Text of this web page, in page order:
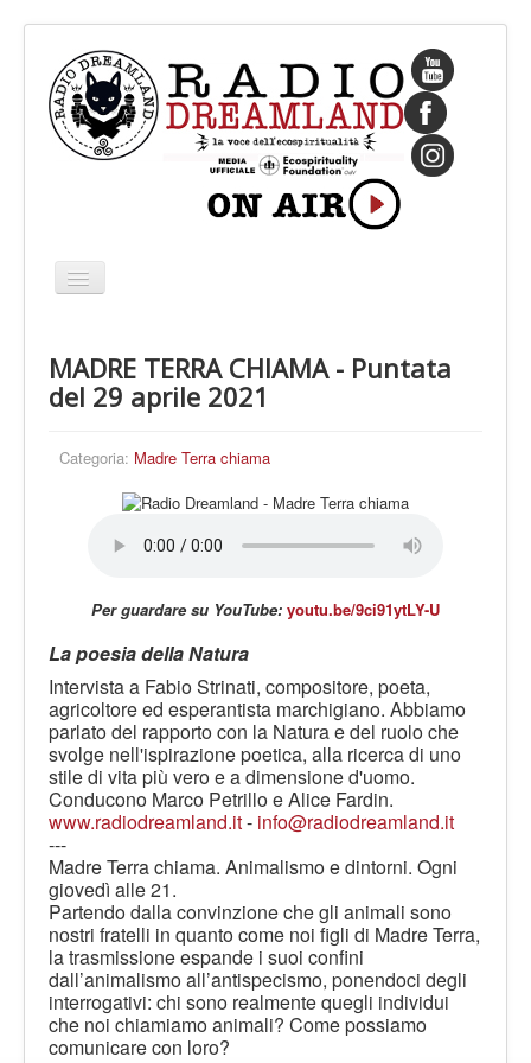
Cambia
navigazione
CHI SIAMO
IL FONDATORE
PROGRAMMI
PALINSESTO
LE VOCI
EVENTI
PRESS
CONTATTI
MADRE TERRA CHIAMA - Puntata
del 29 aprile 2021
Categoria: Madre Terra chiama
Per guardare su YouTube: youtu.be/9ci91ytLY-U
La poesia della Natura
Intervista a Fabio Strinati, compositore, poeta,
agricoltore ed esperantista marchigiano. Abbiamo
parlato del rapporto con la Natura e del ruolo che
svolge nell'ispirazione poetica, alla ricerca di uno
stile di vita più vero e a dimensione d'uomo.
Conducono Marco Petrillo e Alice Fardin.
www.radiodreamland.it- info@radiodreamland.it
---
Madre Terra chiama. Animalismo e dintorni. Ogni
giovedì alle 21.
Partendo dalla convinzione che gli animali sono
nostri fratelli in quanto come noi figli di Madre Terra,
la trasmissione espande i suoi confini
dall’animalismo all’antispecismo, ponendoci degli
interrogativi: chi sono realmente quegli individui
che noi chiamiamo animali? Come possiamo
comunicare con loro?